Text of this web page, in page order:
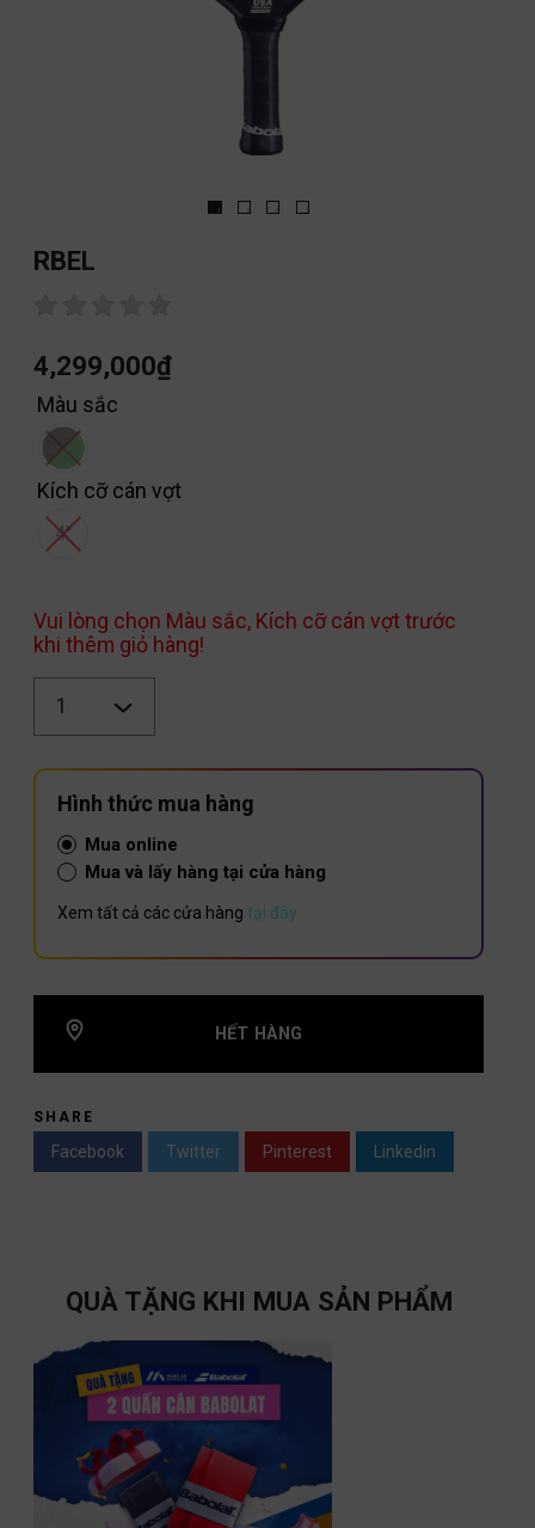
RBEL
4,299,000₫
Màu sắc
Kích cỡ cán vợt
4''
Vui lòng chọn Màu sắc, Kích cỡ cán vợt trước
khi thêm giỏ hàng!
lượng
Hình thức mua hàng
Mua online
Mua và lấy hàng tại cửa hàng
Xem tất cả các cửa hàng tại đây
HẾT HÀNG
SHARE
Facebook Twitter Pinterest Linkedin
QUÀ TẶNG KHI MUA SẢN PHẨM